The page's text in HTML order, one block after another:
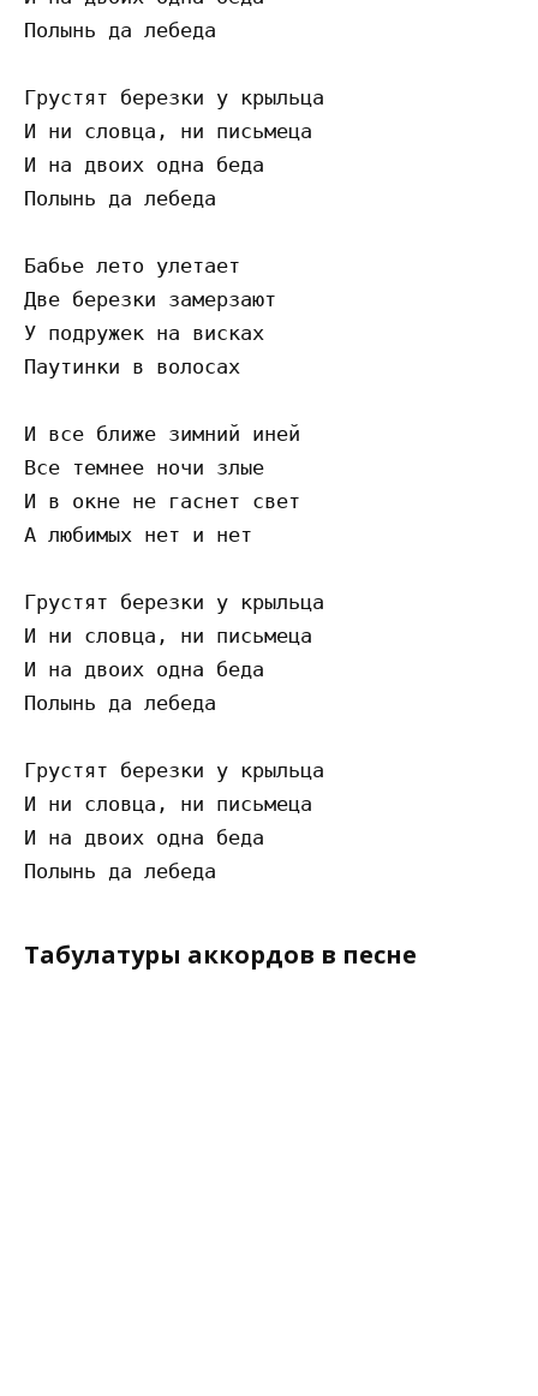
Полынь да лебеда
Грустят березки у крыльца
И ни словца, ни письмеца
И на двоих одна беда
Полынь да лебеда
Бабье лето улетает
Две березки замерзают
У подружек на висках
Паутинки в волосах
И все ближе зимний иней
Все темнее ночи злые
И в окне не гаснет свет
А любимых нет и нет
Грустят березки у крыльца
И ни словца, ни письмеца
И на двоих одна беда
Полынь да лебеда
Грустят березки у крыльца
И ни словца, ни письмеца
И на двоих одна беда
Табулатуры аккордов в песне